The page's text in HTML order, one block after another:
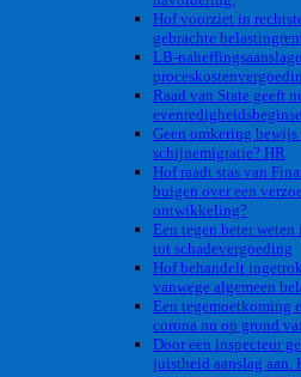
Hof voorziet in
gebrachte
LB-
Raad van State geeft
Geen omkering
schijnemigratie? HR
Hof raadt stas van
buigen over een
ontwikkeling?
Een tegen beter
tot schadevergoeding
Hof behandelt
vanwege algemeen
Een tegemoetkoming
corona nu op grond
Door een inspecteur
juistheid aanslag aan.